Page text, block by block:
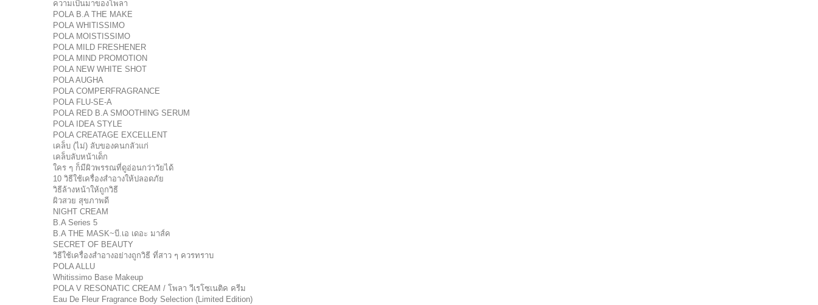
ความเป็นมาของโพลา
POLA B.A THE MAKE
POLA WHITISSIMO
POLA MOISTISSIMO
POLA MILD FRESHENER
POLA MIND PROMOTION
POLA NEW WHITE SHOT
POLA AUGHA
POLA COMPERFRAGRANCE
POLA FLU-SE-A
POLA RED B.A SMOOTHING SERUM
POLA IDEA STYLE
POLA CREATAGE EXCELLENT
เคล็บ (ไม่) ลับของคนกลัวแก่
เคล็บลับหน้าเด็ก
ใคร ๆ ก็มีผิวพรรณที่ดูอ่อนกว่าวัยได้
10 วิธีใช้เครื่องสำอางให้ปลอดภัย
วิธีล้างหน้าให้ถูกวิธี
ผิวสวย สุขภาพดี
NIGHT CREAM
B.A Series 5
B.A THE MASK~บี.เอ เดอะ มาส์ค
SECRET OF BEAUTY
วิธีใช้เครื่องสำอางอย่างถูกวิธี ที่สาว ๆ ควรทราบ
POLA ALLU
Whitissimo Base Makeup
POLA V RESONATIC CREAM / โพลา วีเรโซเนติค ครีม
Eau De Fleur Fragrance Body Selection (Limited Edition)